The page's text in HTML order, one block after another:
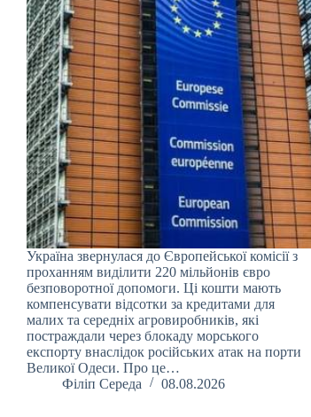
Україна звернулася до Європейської комісії з
проханням виділити 220 мільйонів євро
безповоротної допомоги. Ці кошти мають
компенсувати відсотки за кредитами для
малих та середніх агровиробників, які
постраждали через блокаду морського
експорту внаслідок російських атак на порти
Великої Одеси. Про це…
Філіп Середа
08.08.2026